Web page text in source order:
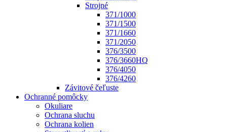
Strojné
371/1000
371/1500
371/1660
371/2050
376/3500
376/3660HQ
376/4050
376/4260
Závitové čeľuste
Ochranné pomôcky
Okuliare
Ochrana sluchu
Ochrana kolien